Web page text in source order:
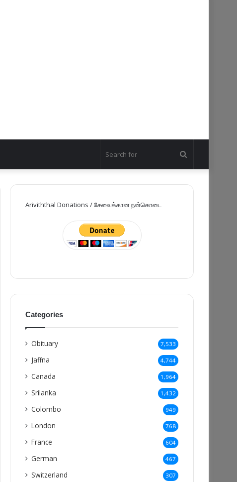
for
Ariviththal Donations / சேவைக்கான நன்கொடை
Categories
Obituary 7,533
Jaffna 4,744
Canada 1,964
Srilanka 1,432
Colombo 949
London 768
France 604
German 467
Switzerland 307